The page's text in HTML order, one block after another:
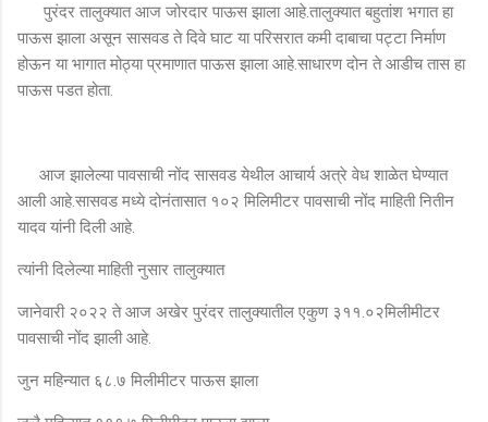
पुरंदर तालुक्यात आज जोरदार पाऊस झाला आहे.तालुक्यात बहुतांश भगात हा
पाऊस झाला असून सासवड ते दिवे घाट या परिसरात कमी दाबाचा पट्टा निर्माण
होऊन या भागात मोठ्या प्रमाणात पाऊस झाला आहे.साधारण दोन ते आडीच तास हा
पाऊस पडत होता.
आज झालेल्या पावसाची नोंद सासवड येथील आचार्य अत्रे वेध शाळेत घेण्यात
आली आहे.सासवड मध्ये दोनंतासात १०२ मिलिमीटर पावसाची नोंद माहिती नितीन
यादव यांनी दिली आहे.
त्यांनी दिलेल्या माहिती नुसार तालुक्यात
जानेवारी २०२२ ते आज अखेर पुरंदर तालुक्यातील एकुण ३११.०२मिलीमीटर
पावसाची नोंद झाली आहे.
जुन महिन्यात ६८.७ मिलीमीटर पाऊस झाला